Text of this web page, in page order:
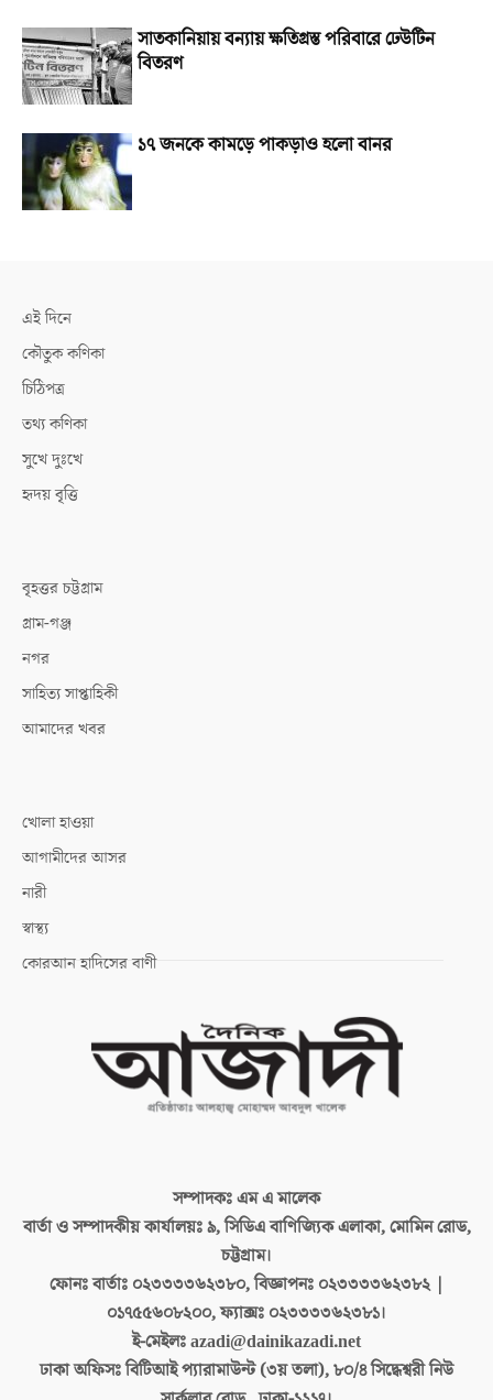
সাতকানিয়ায় বন্যায় ক্ষতিগ্রস্ত পরিবারে ঢেউটিন
বিতরণ
১৭ জনকে কামড়ে পাকড়াও হলো বানর
এই দিনে
কৌতুক কণিকা
চিঠিপত্র
তথ্য কণিকা
সুখে দুঃখে
হৃদয় বৃত্তি
বৃহত্তর চট্টগ্রাম
গ্রাম-গঞ্জ
নগর
সাহিত্য সাপ্তাহিকী
আমাদের খবর
খোলা হাওয়া
আগামীদের আসর
নারী
স্বাস্থ্য
কোরআন হাদিসের বাণী
সম্পাদকঃএম এ মালেক
বার্তা ও সম্পাদকীয় কার্যালয়ঃ৯, সিডিএ বাণিজ্যিক এলাকা, মোমিন রোড,
চট্টগ্রাম।
ফোনঃ বার্তাঃ ০২৩৩৩৩৬২৩৮০, বিজ্ঞাপনঃ ০২৩৩৩৩৬২৩৮২ |
০১৭৫৫৬০৮২০০, ফ্যাক্সঃ ০২৩৩৩৩৬২৩৮১।
ই-মেইলঃazadi@dainikazadi.net
ঢাকা অফিসঃবিটিআই প্যারামাউন্ট (৩য় তলা), ৮০/৪ সিদ্ধেশ্বরী নিউ